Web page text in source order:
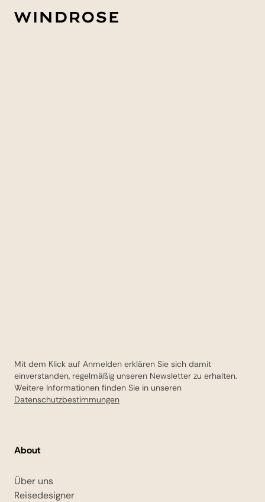
Mit dem Klick auf Anmelden erklären Sie sich damit
einverstanden, regelmäßig unseren Newsletter zu erhalten.
Weitere Informationen finden Sie in unseren
Datenschutzbestimmungen
About
Über uns
Reisedesigner